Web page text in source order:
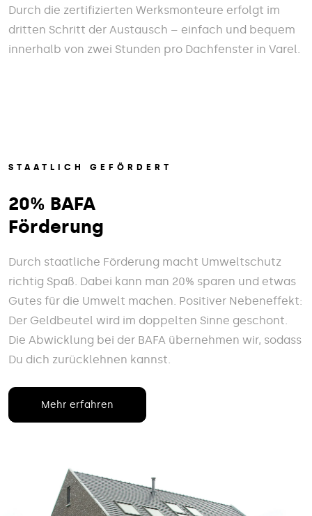
Durch die zertifizierten Werksmonteure erfolgt im
dritten Schritt der Austausch – einfach und bequem
innerhalb von zwei Stunden pro Dachfenster in Varel.
STAATLICH GEFÖRDERT
20% BAFA
Förderung
Durch staatliche Förderung macht Umweltschutz
richtig Spaß. Dabei kann man 20% sparen und etwas
Gutes für die Umwelt machen. Positiver Nebeneffekt:
Der Geldbeutel wird im doppelten Sinne geschont.
Die Abwicklung bei der BAFA übernehmen wir, sodass
Du dich zurücklehnen kannst.
Mehr erfahren